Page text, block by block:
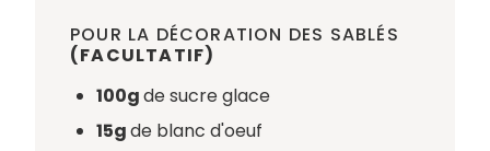
POUR LA DÉCORATION DES SABLÉS
(FACULTATIF)
100gde sucre glace
15gde blanc d'oeuf